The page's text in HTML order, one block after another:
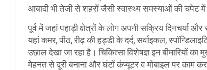
आबादी भी तेजी से शहरों जैसी स्वास्थ्य समस्याओं की चपेट
पूर्व में जहां पहाड़ी क्षेत्रों के लोग अपनी सक्रिय दिनचर्या
यहां कमर, पीठ, रीढ़ की हड्डी के दर्द, सर्वाइकल,
उछाल देखा जा रहा है। चिकित्सा विशेषज्ञ इन बीमारियों
मेहनत से दूरी बनाना और घंटों कंप्यूटर व मोबाइल पर काम